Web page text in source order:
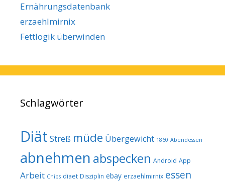
Ernährungsdatenbank
erzaehlmirnix
Fettlogik überwinden
Schlagwörter
Diät Streß müde Übergewicht 1860 Abendessen
abnehmen abspecken Android App
Arbeit Chips diaet Disziplin ebay erzaehlmirnix essen